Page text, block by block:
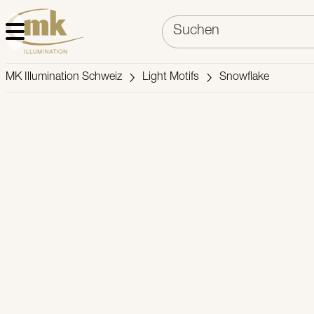
MK Illumination Schweiz Light Motifs Snowflake